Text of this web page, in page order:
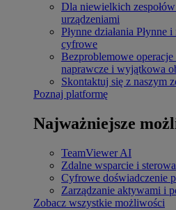
Dla niewielkich
urządzeniami
Płynne działania Płynne
cyfrowe
Bezproblemowe
naprawcze i wyjątkowa
Skontaktuj się z naszym
Poznaj platformę
Najważniejsze
TeamViewer AI
Zdalne wsparcie i
Cyfrowe doświadczenie
Zarządzanie aktywami i
Zobacz wszystkie możliwości